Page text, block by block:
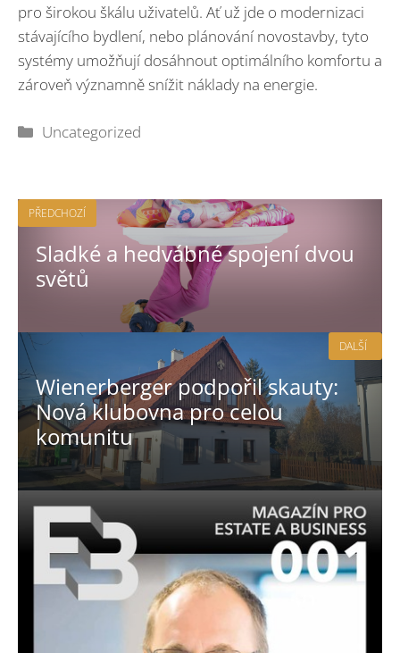
pro širokou škálu uživatelů. Ať už jde o modernizaci
stávajícího bydlení, nebo plánování novostavby, tyto
systémy umožňují dosáhnout optimálního komfortu a
zároveň významně snížit náklady na energie.
Rubriky
Uncategorized
PŘEDCHOZÍ
Sladké a hedvábné spojení dvou
světů
Wienerberger podpořil skauty:
Nová klubovna pro celou
komunitu
DALŠÍ